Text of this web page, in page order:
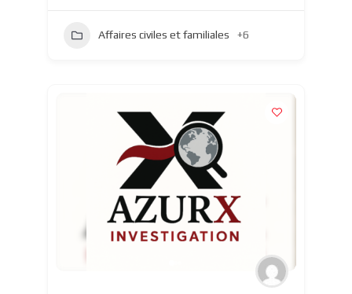
Affaires civiles et familiales +6